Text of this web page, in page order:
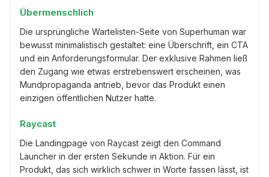
Übermenschlich
Die ursprüngliche Wartelisten-Seite von Superhuman war
bewusst minimalistisch gestaltet: eine Überschrift, ein CTA
und ein Anforderungsformular. Der exklusive Rahmen ließ
den Zugang wie etwas erstrebenswert erscheinen, was
Mundpropaganda antrieb, bevor das Produkt einen
einzigen öffentlichen Nutzer hatte.
Raycast
Die Landingpage von Raycast zeigt den Command
Launcher in der ersten Sekunde in Aktion. Für ein
Produkt, das sich wirklich schwer in Worte fassen lässt, ist